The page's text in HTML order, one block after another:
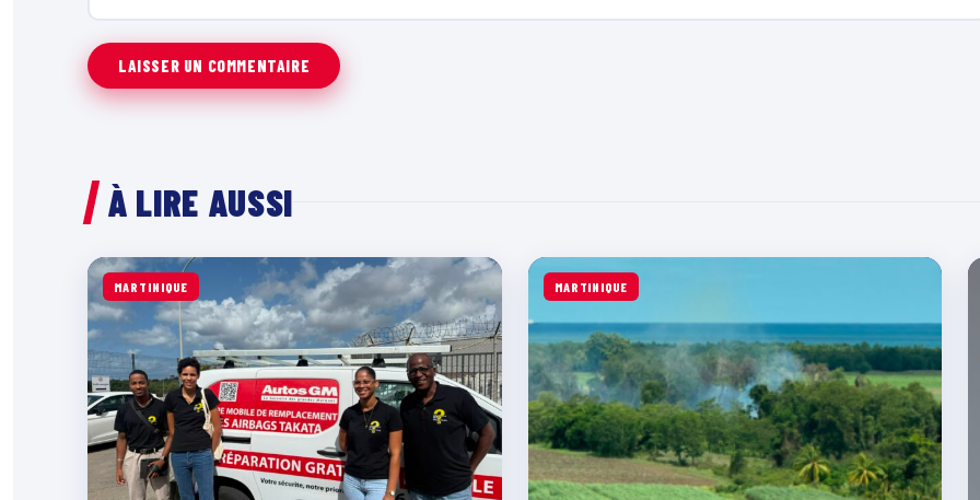
À LIRE AUSSI
MARTINIQUE MARTINIQUE